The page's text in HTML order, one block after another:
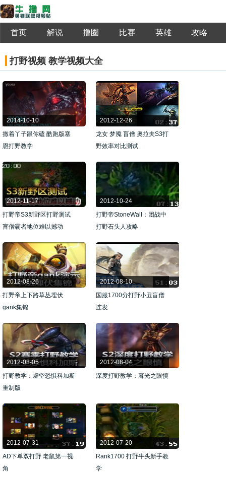
首页 解说 撸圈 比赛 英雄 攻略
打野视频 教学视频大全
2014-10-10
撒着丫子跟你磕 酷跑版塞
恩打野教学
2012-12-26
龙女 梦魇 盲僧 奥拉夫S3打
野效率对比测试
2012-11-17
打野帝S3新野区打野测试
盲僧霸者地位难以撼动
2012-10-24
打野帝StoneWall：团战中
打野石头人攻略
2012-08-26
打野帝上下路草丛埋伏
gank集锦
2012-08-10
国服1700分打野小丑盲僧
连发
2012-08-05
打野教学：虚空恐惧科加斯
重制版
2012-08-04
深度打野教学：暮光之眼慎
2012-07-31
AD下单双打野 老鼠第一视
角
2012-07-20
Rank1700 打野牛头新手教
学